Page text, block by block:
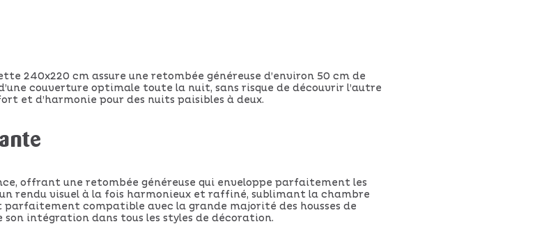
240x220 cm assure une retombée généreuse d’environ 50 cm de
couverture optimale toute la nuit, sans risque de découvrir l’autre
et d’harmonie pour des nuits paisibles à deux.
offrant une retombée généreuse qui enveloppe parfaitement les
rendu visuel à la fois harmonieux et raffiné, sublimant la chambre
parfaitement compatible avec la grande majorité des housses de
intégration dans tous les styles de décoration.